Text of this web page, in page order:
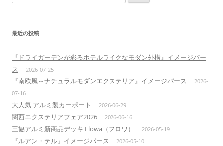
索:
最近の投稿
『ドライガーデンが彩るホテルライクなモダン外構』イメージパー
ス
2026-07-25
『南欧風～ナチュラルモダンエクステリア』イメージパース
2026-
07-16
大人気 アルミ製カーポート 2026-06-29
関西エクステリアフェア2026 2026-06-16
三協アルミ新商品デッキ Flowa（フロワ） 2026-05-19
『ルアン・テル』イメージパース 2026-05-10